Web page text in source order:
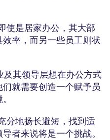
使是居家办公，其大部
率，而另一些员工则状
其领导层想在办公方式
就需要创造一个赋予员
分地扬长避短，找到适
者来说将是一个挑战。